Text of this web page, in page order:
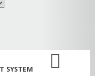
SYSTEM